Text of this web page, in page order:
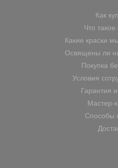
Как
Что
Какие краски
Освящены ли
Покупка
Условия
Гарантия
Мастер-
Способы